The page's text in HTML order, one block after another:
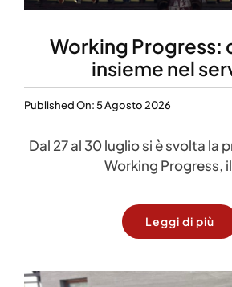
Working Progress:
insieme nel
Published On: 5 Agosto 2026
Dal 27 al 30 luglio si è svolta la
Working Progress,
Leggi di più